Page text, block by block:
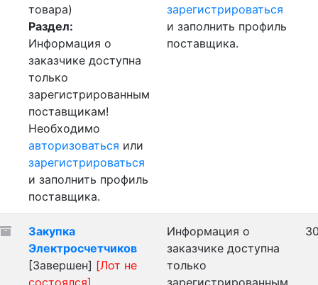
товара)
Раздел:
Информация о
заказчике доступна
только
зарегистрированным
поставщикам!
Необходимо
авторизоваться или
зарегистрироваться
и заполнить профиль
поставщика.
зарегистрироваться
и заполнить профиль
поставщика.
Закупка
Электросчетчиков
[Завершен] [Лот не
состоялся]
Информация о
заказчике доступна
только
зарегистрированным